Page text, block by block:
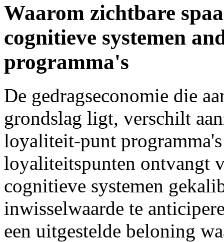
Waarom zichtbare
cognitieve systemen
programma's
De gedragseconomie die
grondslag ligt, verschilt
loyaliteit-punt
loyaliteitspunten ontvangt
cognitieve systemen
inwisselwaarde te
een uitgestelde beloning